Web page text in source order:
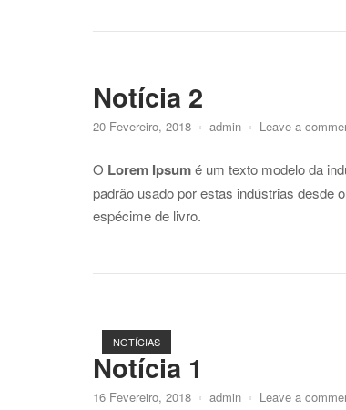
Notícia 2
20 Fevereiro, 2018 admin Leave a
O Lorem Ipsumé um texto modelo da
padrão usado por estas indústrias desde
espécime de livro.
NOTÍCIAS
Notícia 1
16 Fevereiro, 2018 admin Leave a